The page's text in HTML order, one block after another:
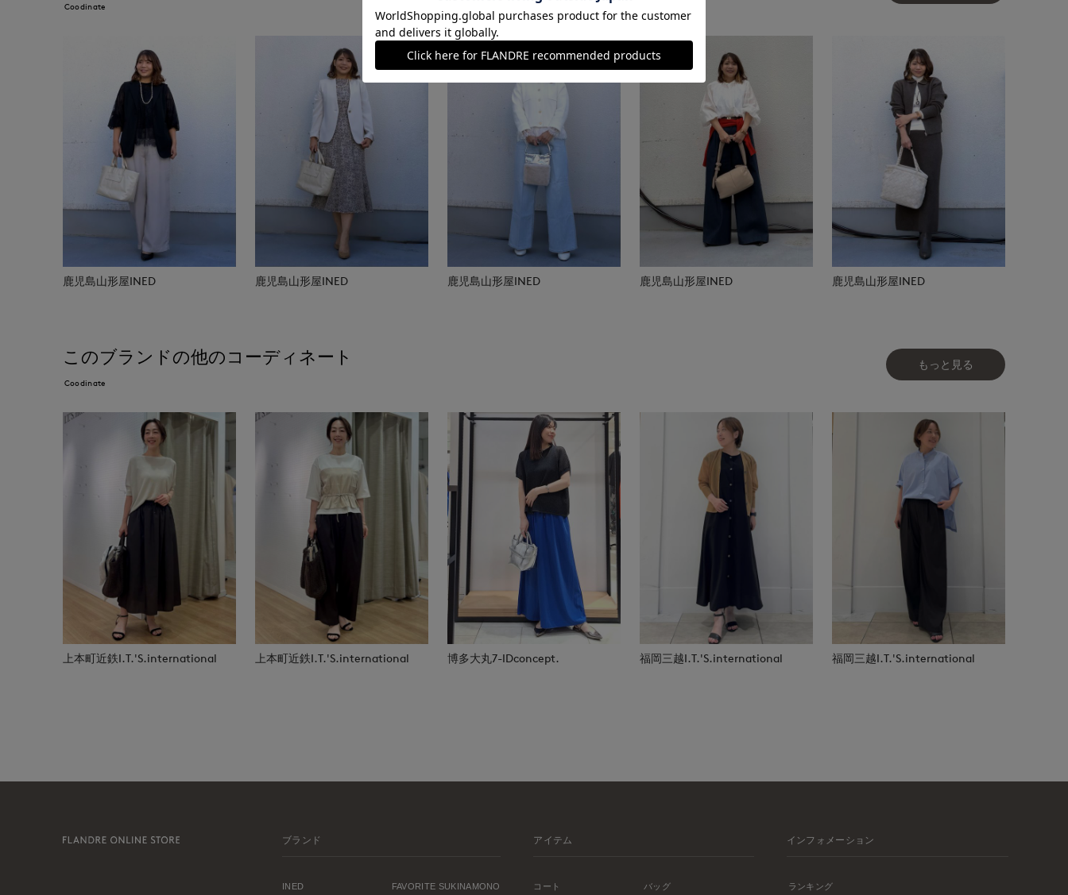
Coodinate
鹿児島山形屋INED 鹿児島山形屋INED 鹿児島山形屋INED 鹿児島山形屋INED 鹿児島山形屋INED
このブランドの他のコーディネート
Coodinate
もっと見る
上本町近鉄I.T.'S.international 上本町近鉄I.T.'S.international 博多大丸7-IDconcept. 福岡三越I.T.'S.international 福岡三越I.T.'S.international
ブランド
INED FAVORITE SUKINAMONO
アイテム
コート バッグ
インフォメーション
ランキング